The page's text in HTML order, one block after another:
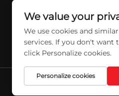
We value your
We use cookies and
services. If you don't want
click Personalize cookies.
Personalize cookies